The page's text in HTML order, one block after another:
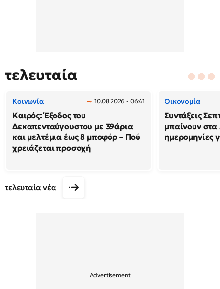
τελευταία
Κοινωνία 10.08.2026 - 06:41
Καιρός: Έξοδος του
Δεκαπενταύγουστου με 39άρια
και μελτέμια έως 8 μποφόρ – Πού
χρειάζεται προσοχή
Οικονομία
Συντάξεις
μπαίνουν
ημερομηνίες
τελευταία νέα